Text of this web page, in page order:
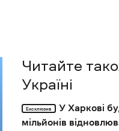
Читайте
Україні
Ексклюзив
У Харкові
мільйонів